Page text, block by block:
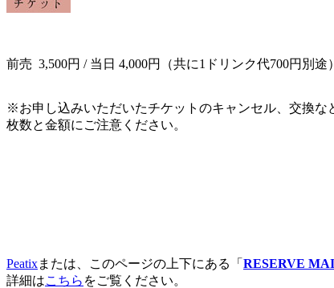
前売 3,500円 / 当日 4,000円（共に1ドリンク代700円別途）
※お申し込みいただいたチケットのキャンセル、 交換な
枚数と金額にご注意ください。
Peatixまたは、このページの上下にある「 RESERVE
詳細はこちら をご覧ください。